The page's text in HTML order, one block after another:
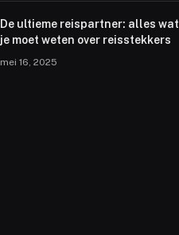
De ultieme reispartner: alles wat
je moet weten over reisstekkers
mei 16, 2025